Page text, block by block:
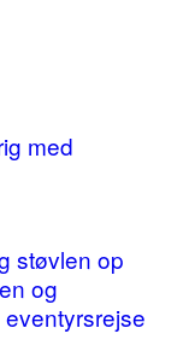
med
støvlen op
og